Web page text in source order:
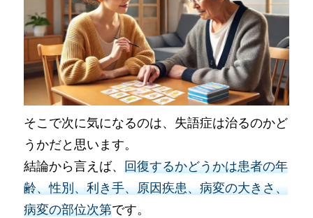
そこで次に気になるのは、失語症は治るのかど
うかだと思います。
結論から言えば、回復するかどうかは患者の年
齢、性別、利き手、原因疾患、病変の大きさ、
病変の部位次第です。